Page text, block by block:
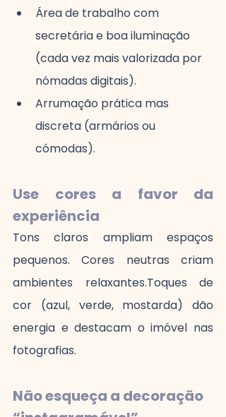
Área de trabalho com
secretária e boa iluminação
(cada vez mais valorizada por
nómadas digitais).
Arrumação prática mas
discreta (armários ou
cómodas).
Use cores a favor da
experiência
Tons claros ampliam espaços
pequenos. Cores neutras criam
ambientes relaxantes.Toques de
cor (azul, verde, mostarda) dão
energia e destacam o imóvel nas
fotografias.
Não esqueça a decoração